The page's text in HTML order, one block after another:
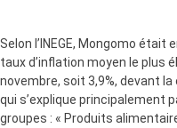
Selon l’INEGE, Mongomo
taux d’inflation moyen le plus
novembre, soit 3,9%, devant
qui s’explique principalement
groupes : « Produits